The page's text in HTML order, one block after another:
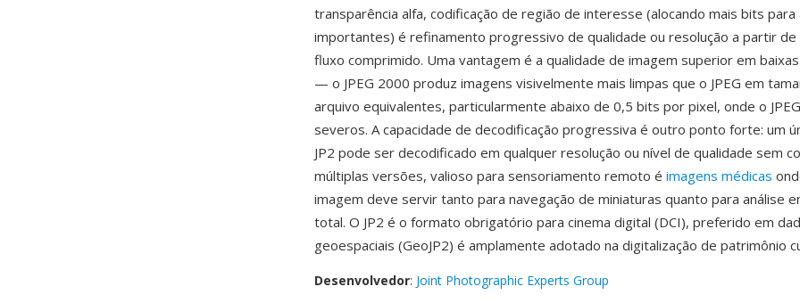
transparência alfa, codificação de região de interesse (alocando mais bits para
importantes) é refinamento progressivo de qualidade ou resolução a partir de
fluxo comprimido. Uma vantagem é a qualidade de imagem superior em
— o JPEG 2000 produz imagens visivelmente mais limpas que o JPEG em
arquivo equivalentes, particularmente abaixo de 0,5 bits por pixel, onde o
severos. A capacidade de decodificação progressiva é outro ponto forte: um
JP2 pode ser decodificado em qualquer resolução ou nível de qualidade sem
múltiplas versões, valioso para sensoriamento remoto é imagens médicas
imagem deve servir tanto para navegação de miniaturas quanto para análise
total. O JP2 é o formato obrigatório para cinema digital (DCI), preferido em
geoespaciais (GeoJP2) é amplamente adotado na digitalização de patrimônio
Desenvolvedor: Joint Photographic Experts Group